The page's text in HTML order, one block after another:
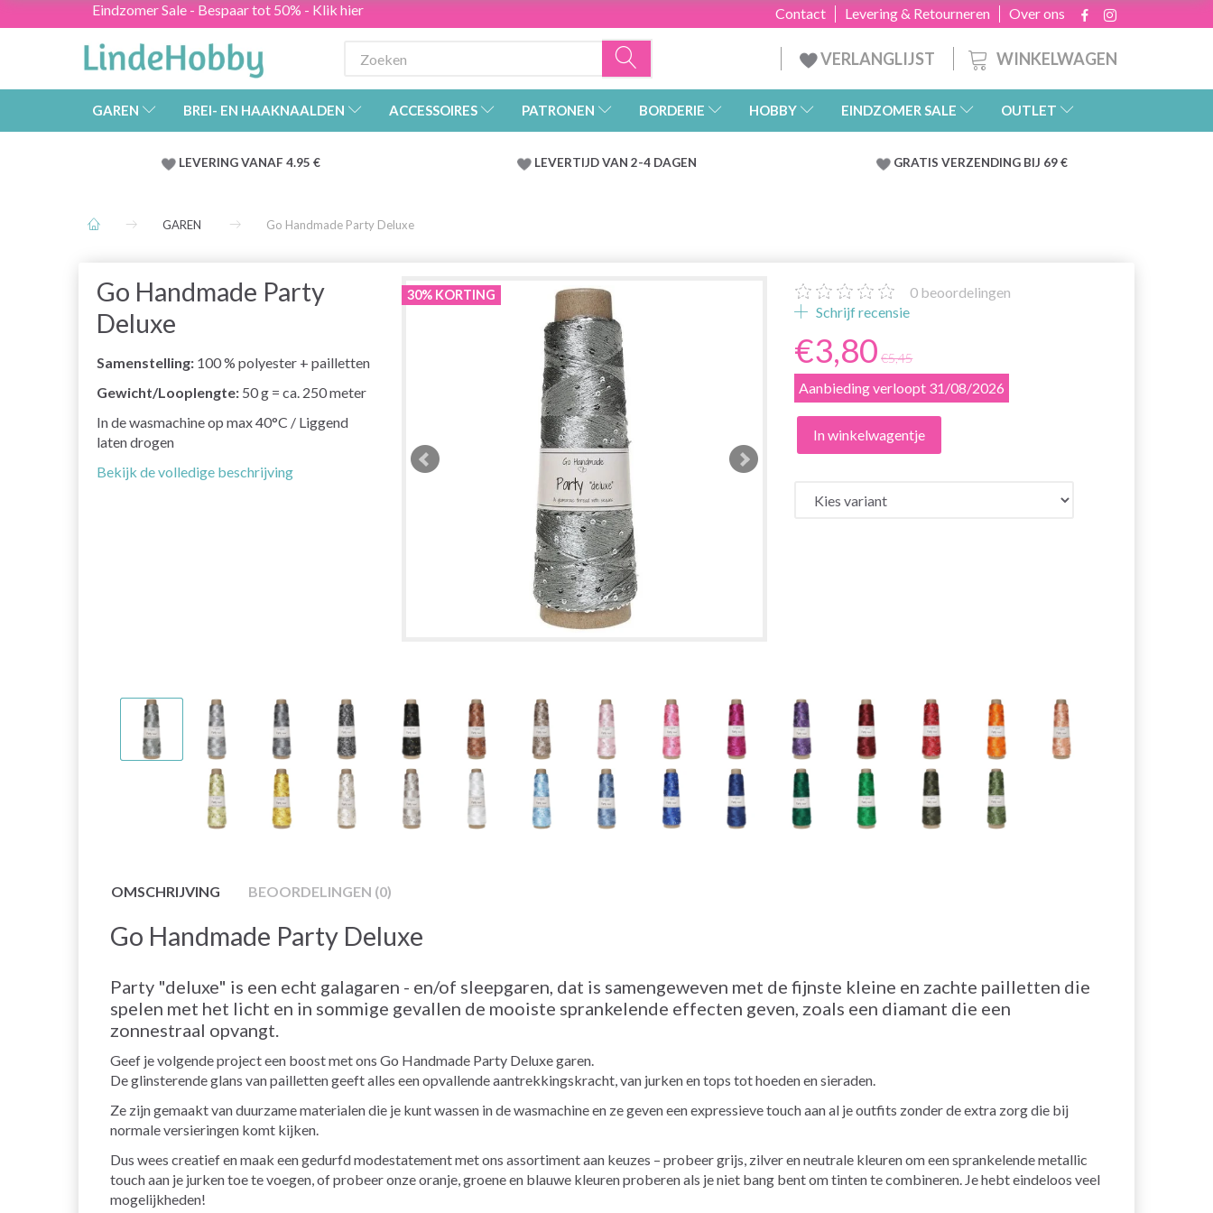
Eindzomer Sale - Bespaar tot 50% - Klik hier Over ons
Levering & Retourneren
Contact
WINKELWAGEN
VERLANGLIJST
GAREN BREI- EN HAAKNAALDEN ACCESSOIRES PATRONEN BORDERIE HOBBY EINDZOMER SALE OUTLET
LEVERING VANAF 4.95 € LEVERTIJD VAN 2-4 DAGEN GRATIS VERZENDING BIJ 69 €
GAREN Go Handmade Party Deluxe
Go Handmade Party
Deluxe
Samenstelling: 100 % polyester + pailletten
Gewicht/Looplengte: 50 g = ca. 250 meter
In de wasmachine op max 40°C / Liggend
laten drogen
Bekijk de volledige beschrijving
30% KORTING 0 beoordelingen
Schrijf recensie
€3,80 €5,45
Aanbieding verloopt 31/08/2026
In winkelwagentje
OMSCHRIJVING BEOORDELINGEN (0)
Go Handmade Party Deluxe
Party "deluxe" is een echt galagaren - en/of sleepgaren, dat is samengeweven met de fijnste kleine en zachte pailletten die
spelen met het licht en in sommige gevallen de mooiste sprankelende effecten geven, zoals een diamant die een
zonnestraal opvangt.
Geef je volgende project een boost met ons Go Handmade Party Deluxe garen.
De glinsterende glans van pailletten geeft alles een opvallende aantrekkingskracht, van jurken en tops tot hoeden en sieraden.
Ze zijn gemaakt van duurzame materialen die je kunt wassen in de wasmachine en ze geven een expressieve touch aan al je outfits zonder de extra zorg die bij
normale versieringen komt kijken.
Dus wees creatief en maak een gedurfd modestatement met ons assortiment aan keuzes – probeer grijs, zilver en neutrale kleuren om een sprankelende metallic
touch aan je jurken toe te voegen, of probeer onze oranje, groene en blauwe kleuren proberen als je niet bang bent om tinten te combineren. Je hebt eindeloos veel
mogelijkheden!